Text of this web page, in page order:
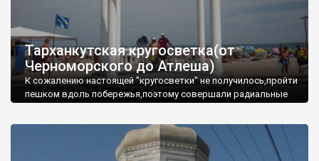
Тарханкутская кругосветка(от
Черноморского до Атлеша)
К сожалению настоящей "кругосветки" не получилось,пройти
пешком вдоль побережья,поэтому совершали радиальные